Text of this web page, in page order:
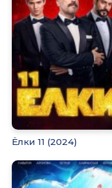
Ёлки 11 (2024)